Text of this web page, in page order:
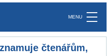
čtenářům,